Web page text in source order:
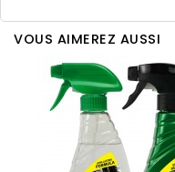
VOUS AIMEREZ AUSSI